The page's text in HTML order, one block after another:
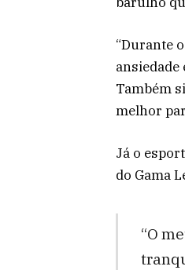
“Durante
Também
melhor
Já o
do Gama
“O